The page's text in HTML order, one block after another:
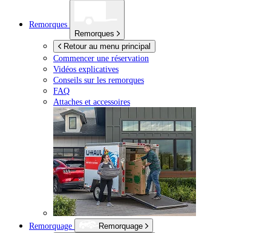
Remorques
Remorques
Retour au menu principal
Commencer une réservation
Vidéos explicatives
Conseils sur les remorques
FAQ
Attaches et accessoires
Remorquage
Remorquage